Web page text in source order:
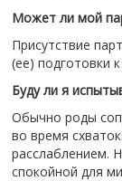
Может ли мой
Присутствие
(ее) подготовки
Буду ли я
Обычно роды
во время
расслаблением.
спокойной для